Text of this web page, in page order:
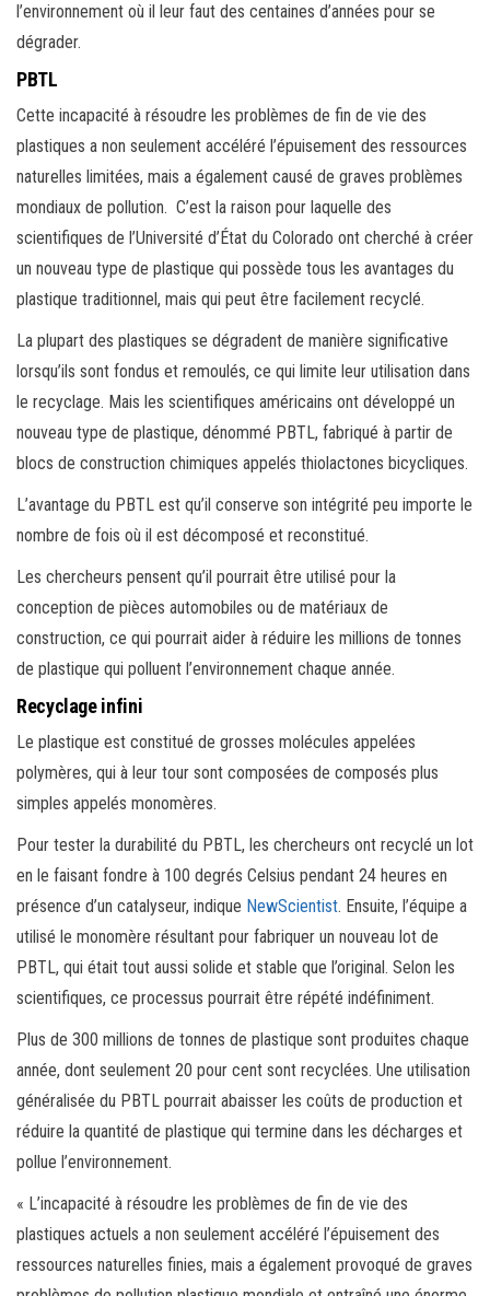
l’environnement où il leur faut des centaines d’années pour se
dégrader.
PBTL
Cette incapacité à résoudre les problèmes de fin de vie des
plastiques a non seulement accéléré l’épuisement des ressources
naturelles limitées, mais a également causé de graves problèmes
mondiaux de pollution. C’est la raison pour laquelle des
scientifiques de l’Université d’État du Colorado ont cherché à créer
un nouveau type de plastique qui possède tous les avantages du
plastique traditionnel, mais qui peut être facilement recyclé.
La plupart des plastiques se dégradent de manière significative
lorsqu’ils sont fondus et remoulés, ce qui limite leur utilisation dans
le recyclage. Mais les scientifiques américains ont développé un
nouveau type de plastique, dénommé PBTL, fabriqué à partir de
blocs de construction chimiques appelés thiolactones bicycliques.
L’avantage du PBTL est qu’il conserve son intégrité peu importe le
nombre de fois où il est décomposé et reconstitué.
Les chercheurs pensent qu’il pourrait être utilisé pour la
conception de pièces automobiles ou de matériaux de
construction, ce qui pourrait aider à réduire les millions de tonnes
de plastique qui polluent l’environnement chaque année.
Recyclage infini
Le plastique est constitué de grosses molécules appelées
polymères, qui à leur tour sont composées de composés plus
simples appelés monomères.
Pour tester la durabilité du PBTL, les chercheurs ont recyclé un lot
en le faisant fondre à 100 degrés Celsius pendant 24 heures en
présence d’un catalyseur, indique NewScientist. Ensuite, l’équipe a
utilisé le monomère résultant pour fabriquer un nouveau lot de
PBTL, qui était tout aussi solide et stable que l’original. Selon les
scientifiques, ce processus pourrait être répété indéfiniment.
Plus de 300 millions de tonnes de plastique sont produites chaque
année, dont seulement 20 pour cent sont recyclées. Une utilisation
généralisée du PBTL pourrait abaisser les coûts de production et
réduire la quantité de plastique qui termine dans les décharges et
pollue l’environnement.
« L’incapacité à résoudre les problèmes de fin de vie des
plastiques actuels a non seulement accéléré l’épuisement des
ressources naturelles finies, mais a également provoqué de graves